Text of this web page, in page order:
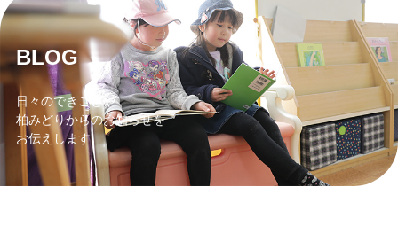
BLOG
日々のできごとや
柏みどりからのお知らせを
お伝えします